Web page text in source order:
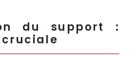
du support :